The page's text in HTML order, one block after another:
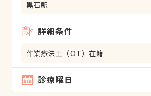
黒石駅
詳細条件
作業療法士（OT）在籍
診療曜日